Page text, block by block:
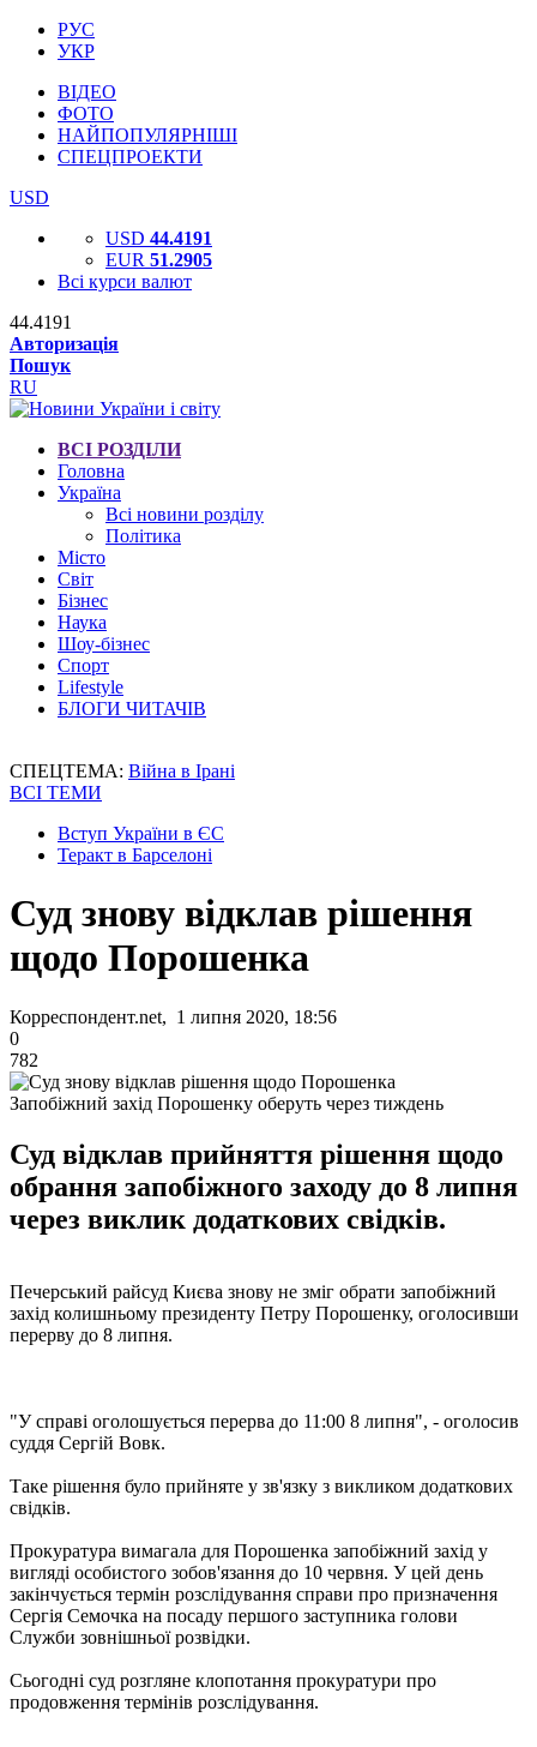
РУС
УКР
ВІДЕО
ФОТО
НАЙПОПУЛЯРНІШІ
СПЕЦПРОЕКТИ
USD
USD 44.4191
EUR 51.2905
Всі курси валют
44.4191
Авторизація
Пошук
RU
ВСІ РОЗДІЛИ
Головна
Україна
Всі новини розділу
Політика
Місто
Світ
Бізнес
Наука
Шоу-бізнес
Спорт
Lifestyle
БЛОГИ ЧИТАЧІВ
СПЕЦТЕМА: Війна в Ірані
ВСІ ТЕМИ
Вступ України в ЄС
Теракт в Барселоні
Суд знову відклав рішення
щодо Порошенка
Корреспондент.net, 1 липня 2020, 18:56
0
782
Запобіжний захід Порошенку оберуть через тиждень
Суд відклав прийняття рішення щодо
обрання запобіжного заходу до 8 липня
через виклик додаткових свідків.
Печерський райсуд Києва знову не зміг обрати запобіжний
захід колишньому президенту Петру Порошенку, оголосивши
перерву до 8 липня.
"У справі оголошується перерва до 11:00 8 липня", - оголосив
суддя Сергій Вовк.
Таке рішення було прийняте у зв'язку з викликом додаткових
свідків.
Прокуратура вимагала для Порошенка запобіжний захід у
вигляді особистого зобов'язання до 10 червня. У цей день
закінчується термін розслідування справи про призначення
Сергія Семочка на посаду першого заступника голови
Служби зовнішньої розвідки.
Сьогодні суд розгляне клопотання прокуратури про
продовження термінів розслідування.